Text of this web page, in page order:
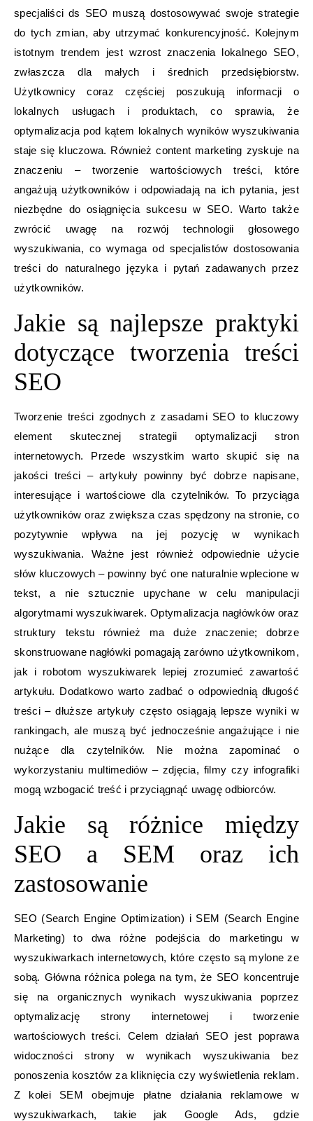
specjaliści ds SEO muszą dostosowywać swoje strategie
do tych zmian, aby utrzymać konkurencyjność. Kolejnym
istotnym trendem jest wzrost znaczenia lokalnego SEO,
zwłaszcza dla małych i średnich przedsiębiorstw.
Użytkownicy coraz częściej poszukują informacji o
lokalnych usługach i produktach, co sprawia, że
optymalizacja pod kątem lokalnych wyników wyszukiwania
staje się kluczowa. Również content marketing zyskuje na
znaczeniu – tworzenie wartościowych treści, które
angażują użytkowników i odpowiadają na ich pytania, jest
niezbędne do osiągnięcia sukcesu w SEO. Warto także
zwrócić uwagę na rozwój technologii głosowego
wyszukiwania, co wymaga od specjalistów dostosowania
treści do naturalnego języka i pytań zadawanych przez
użytkowników.
Jakie są najlepsze praktyki
dotyczące tworzenia treści
SEO
Tworzenie treści zgodnych z zasadami SEO to kluczowy
element skutecznej strategii optymalizacji stron
internetowych. Przede wszystkim warto skupić się na
jakości treści – artykuły powinny być dobrze napisane,
interesujące i wartościowe dla czytelników. To przyciąga
użytkowników oraz zwiększa czas spędzony na stronie, co
pozytywnie wpływa na jej pozycję w wynikach
wyszukiwania. Ważne jest również odpowiednie użycie
słów kluczowych – powinny być one naturalnie wplecione w
tekst, a nie sztucznie upychane w celu manipulacji
algorytmami wyszukiwarek. Optymalizacja nagłówków oraz
struktury tekstu również ma duże znaczenie; dobrze
skonstruowane nagłówki pomagają zarówno użytkownikom,
jak i robotom wyszukiwarek lepiej zrozumieć zawartość
artykułu. Dodatkowo warto zadbać o odpowiednią długość
treści – dłuższe artykuły często osiągają lepsze wyniki w
rankingach, ale muszą być jednocześnie angażujące i nie
nużące dla czytelników. Nie można zapominać o
wykorzystaniu multimediów – zdjęcia, filmy czy infografiki
mogą wzbogacić treść i przyciągnąć uwagę odbiorców.
Jakie są różnice między
SEO a SEM oraz ich
zastosowanie
SEO (Search Engine Optimization) i SEM (Search Engine
Marketing) to dwa różne podejścia do marketingu w
wyszukiwarkach internetowych, które często są mylone ze
sobą. Główna różnica polega na tym, że SEO koncentruje
się na organicznych wynikach wyszukiwania poprzez
optymalizację strony internetowej i tworzenie
wartościowych treści. Celem działań SEO jest poprawa
widoczności strony w wynikach wyszukiwania bez
ponoszenia kosztów za kliknięcia czy wyświetlenia reklam.
Z kolei SEM obejmuje płatne działania reklamowe w
wyszukiwarkach, takie jak Google Ads, gdzie